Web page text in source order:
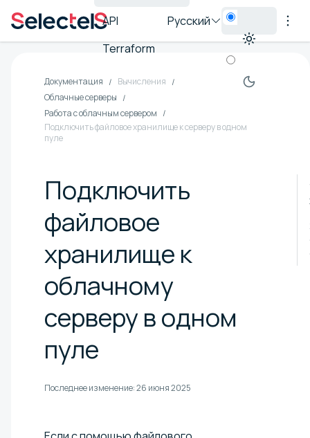
API
Terraform
Русский
Документация
Вычисления
Облачные серверы
Работа с облачным сервером
Подключить файловое хранилище к серверу в одном
пуле
Подключить
файловое
хранилище к
облачному
серверу в одном
пуле
Последнее изменение:26 июня 2025